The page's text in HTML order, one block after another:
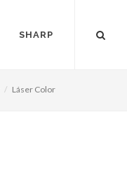
SHARP
Láser Color